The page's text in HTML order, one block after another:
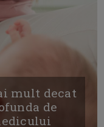
mult decat
de